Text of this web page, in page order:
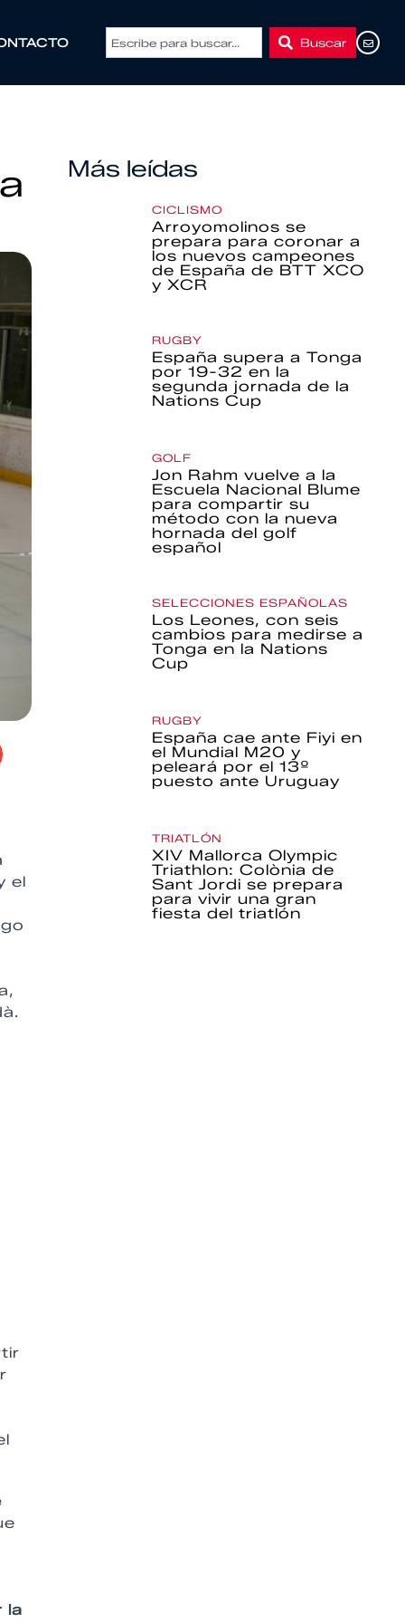
Buscar
el
la
Más leídas
CICLISMO
Arroyomolinos se
prepara para coronar a
los nuevos campeones
de España de BTT XCO
y XCR
RUGBY
España supera a Tonga
por 19-32 en la
segunda jornada de la
Nations Cup
GOLF
Jon Rahm vuelve a la
Escuela Nacional Blume
para compartir su
método con la nueva
hornada del golf
español
SELECCIONES ESPAÑOLAS
Los Leones, con seis
cambios para medirse a
Tonga en la Nations
Cup
RUGBY
España cae ante Fiyi en
el Mundial M20 y
peleará por el 13º
puesto ante Uruguay
TRIATLÓN
XIV Mallorca Olympic
Triathlon: Colònia de
Sant Jordi se prepara
para vivir una gran
fiesta del triatlón